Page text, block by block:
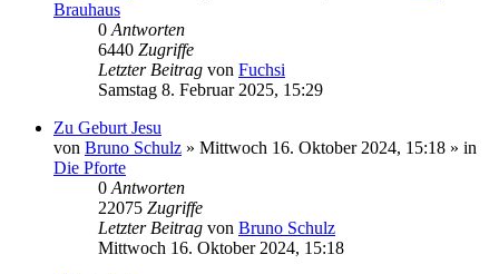
Brauhaus
0 Antworten
6440 Zugriffe
Letzter Beitrag von Fuchsi
Samstag 8. Februar 2025, 15:29
Zu Geburt Jesu
von Bruno Schulz » Mittwoch 16. Oktober 2024, 15:18 » in
Die Pforte
0 Antworten
22075 Zugriffe
Letzter Beitrag von Bruno Schulz
Mittwoch 16. Oktober 2024, 15:18